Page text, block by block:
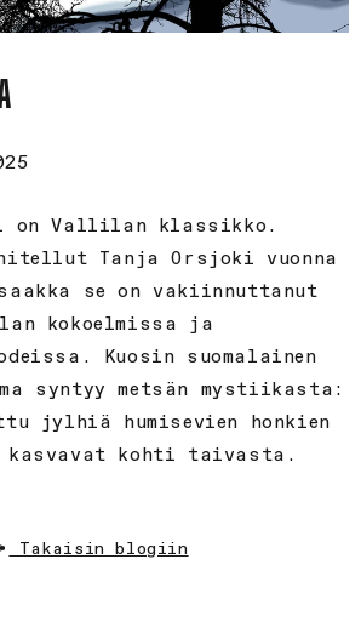
on Vallilan klassikko.
Tanja Orsjoki vuonna
se on vakiinnuttanut
kokoelmissa ja
Kuosin suomalainen
syntyy metsän mystiikasta:
jylhiä humisevien honkien
kohti taivasta.
Takaisin blogiin